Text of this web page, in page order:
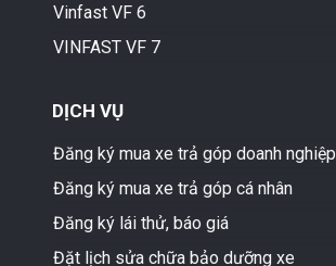
Vinfast VF 6
VINFAST VF 7
DỊCH VỤ
Đăng ký mua xe trả góp doanh nghiệp
Đăng ký mua xe trả góp cá nhân
Đăng ký lái thử, báo giá
Đặt lịch sửa chữa bảo dưỡng xe